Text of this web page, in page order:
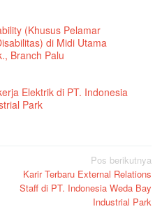
(Khusus Pelamar
di Midi Utama
Branch Palu
Elektrik di PT. Indonesia
Park
Pos berikutnya
Karir Terbaru External Relations
Staff di PT. Indonesia Weda Bay
Industrial Park